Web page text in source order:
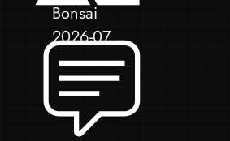
Bonsai
2026-07